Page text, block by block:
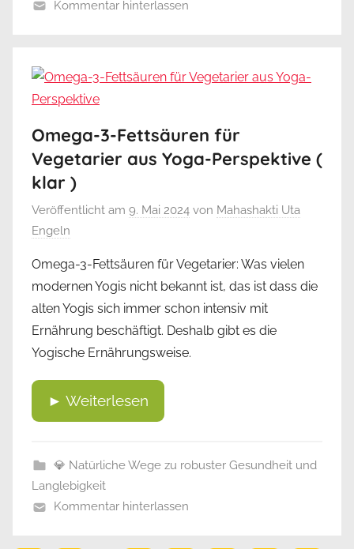
Kommentar hinterlassen
Omega-3-Fettsäuren für
Vegetarier aus Yoga-Perspektive (
klar )
Veröffentlicht am 9. Mai 2024 von Mahashakti Uta
Engeln
Omega-3-Fettsäuren für Vegetarier: Was vielen
modernen Yogis nicht bekannt ist, das ist dass die
alten Yogis sich immer schon intensiv mit
Ernährung beschäftigt. Deshalb gibt es die
Yogische Ernährungsweise.
► Weiterlesen
💎 Natürliche Wege zu robuster Gesundheit und
Langlebigkeit
Kommentar hinterlassen